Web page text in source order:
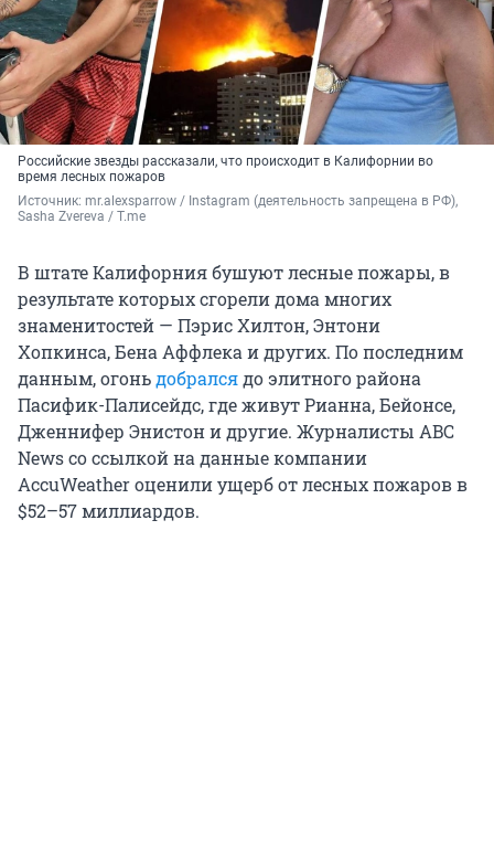
Российские звезды рассказали, что происходит в Калифорнии во
время лесных пожаров
Источник: mr.alexsparrow / Instagram (деятельность запрещена в РФ),
Sasha Zvereva / T.me
В штате Калифорния бушуют лесные пожары, в
результате которых сгорели дома многих
знаменитостей — Пэрис Хилтон, Энтони
Хопкинса, Бена Аффлека и других. По последним
данным, огоньдобралсядо элитного района
Пасифик-Палисейдс, где живут Рианна, Бейонсе,
Дженнифер Энистон и другие. Журналисты ABC
News со ссылкой на данные компании
AccuWeather оценили ущерб от лесных пожаров в
$52–57 миллиардов.